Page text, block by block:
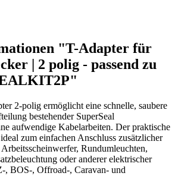
"T-Adapter für
| 2 polig - passend zu
2-polig ermöglicht eine schnelle, saubere
bestehender SuperSeal
aufwendige Kabelarbeiten. Der praktische
zum einfachen Anschluss zusätzlicher
Rundumleuchten,
oder anderer elektrischer
, BOS-, Offroad-, Caravan- und